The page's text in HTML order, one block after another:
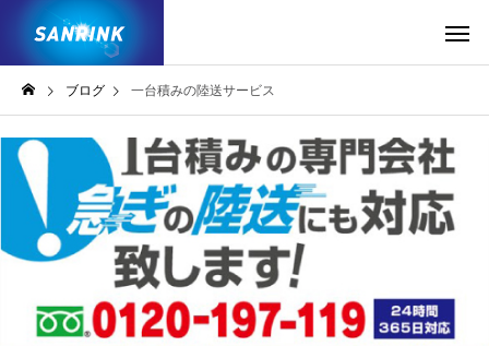
ブログ 一台積みの陸送サービス